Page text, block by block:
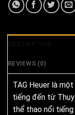
REVIEWS (0)
TAG Heuer là
tiếng đến từ
thể thao nổi tiếng